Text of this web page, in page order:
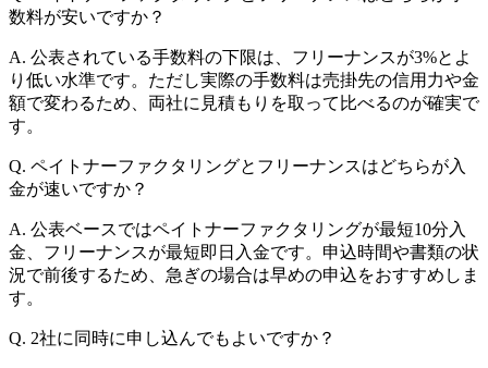
数料が安いですか？
A. 公表されている手数料の下限は、フリーナンスが3%とよ
り低い水準です。ただし実際の手数料は売掛先の信用力や金
額で変わるため、両社に見積もりを取って比べるのが確実で
す。
Q. ペイトナーファクタリングとフリーナンスはどちらが入
金が速いですか？
A. 公表ベースではペイトナーファクタリングが最短10分入
金、フリーナンスが最短即日入金です。申込時間や書類の状
況で前後するため、急ぎの場合は早めの申込をおすすめしま
す。
Q. 2社に同時に申し込んでもよいですか？